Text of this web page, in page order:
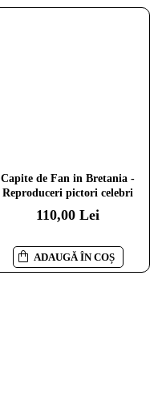
Capite de Fan in Bretania -
Reproduceri pictori celebri
110,00 Lei
ADAUGĂ ÎN COȘ
Capite de Fan in Bretania -
Reproduceri pictori celebri
110,00 Lei
ADAUGĂ ÎN COȘ